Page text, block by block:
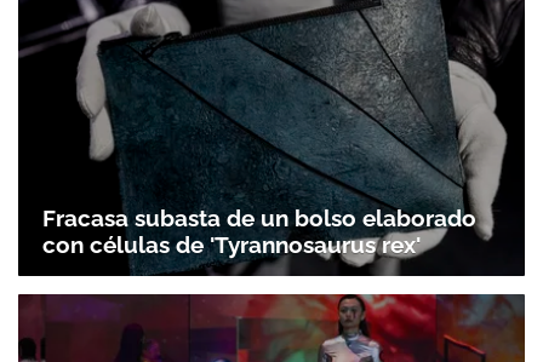
Fracasa subasta de un bolso elaborado
con células de 'Tyrannosaurus rex'